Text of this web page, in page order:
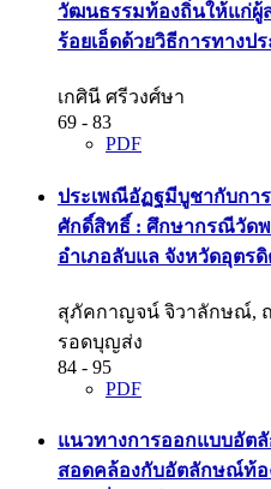
วัฒนธรรมท้องถิ่นให้แก่ผู้
ร้อยเอ็ดด้วยวิธีการทางป
เกศินี ศรีวงศ์ษา
69 - 83
PDF
ประเพณีอัฏฐมีบูชากับกา
ศักดิ์สิทธิ์ : ศึกษากรณีวัดพ
อำเภอลับแล จังหวัดอุตร
สุภัคกาญจน์ จิวาลักษณ์,
รอดบุญส่ง
84 - 95
PDF
แนวทางการออกแบบอัต
สอดคล้องกับอัตลักษณ์ท้